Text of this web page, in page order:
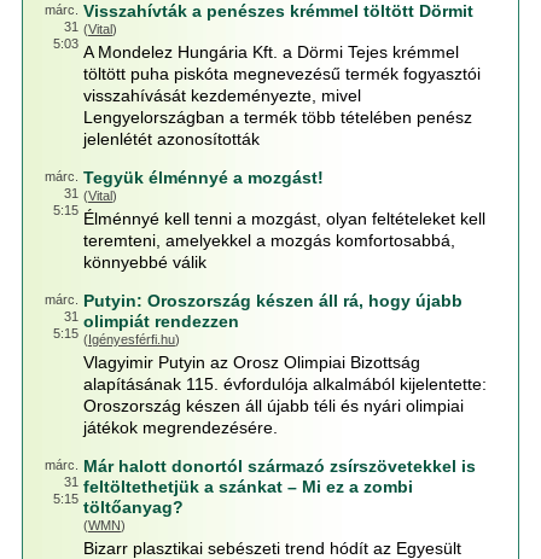
márc.
31
5:03
Visszahívták a penészes krémmel töltött Dörmit
(Vital)
A Mondelez Hungária Kft. a Dörmi Tejes krémmel
töltött puha piskóta megnevezésű termék fogyasztói
visszahívását kezdeményezte, mivel
Lengyelországban a termék több tételében penész
jelenlétét azonosították
márc.
31
5:15
Tegyük élménnyé a mozgást!
(Vital)
Élménnyé kell tenni a mozgást, olyan feltételeket kell
teremteni, amelyekkel a mozgás komfortosabbá,
könnyebbé válik
márc.
31
5:15
Putyin: Oroszország készen áll rá, hogy újabb
olimpiát rendezzen
(Igényesférfi.hu)
Vlagyimir Putyin az Orosz Olimpiai Bizottság
alapításának 115. évfordulója alkalmából kijelentette:
Oroszország készen áll újabb téli és nyári olimpiai
játékok megrendezésére.
márc.
31
5:15
Már halott donortól származó zsírszövetekkel is
feltöltethetjük a szánkat – Mi ez a zombi
töltőanyag?
(WMN)
Bizarr plasztikai sebészeti trend hódít az Egyesült